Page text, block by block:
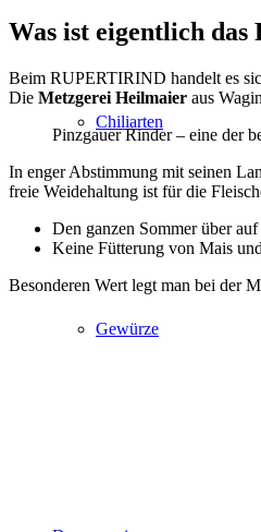
Chiliarten
Gewürze
Was ist eigentlich
Beim RUPERTIRIND handelt es
Die Metzgerei Heilmaier aus
Pinzgauer Rinder – eine der
In enger Abstimmung mit seinen
freie Weidehaltung ist für die
Den ganzen Sommer über
Keine Fütterung von Mais
Besonderen Wert legt man bei der